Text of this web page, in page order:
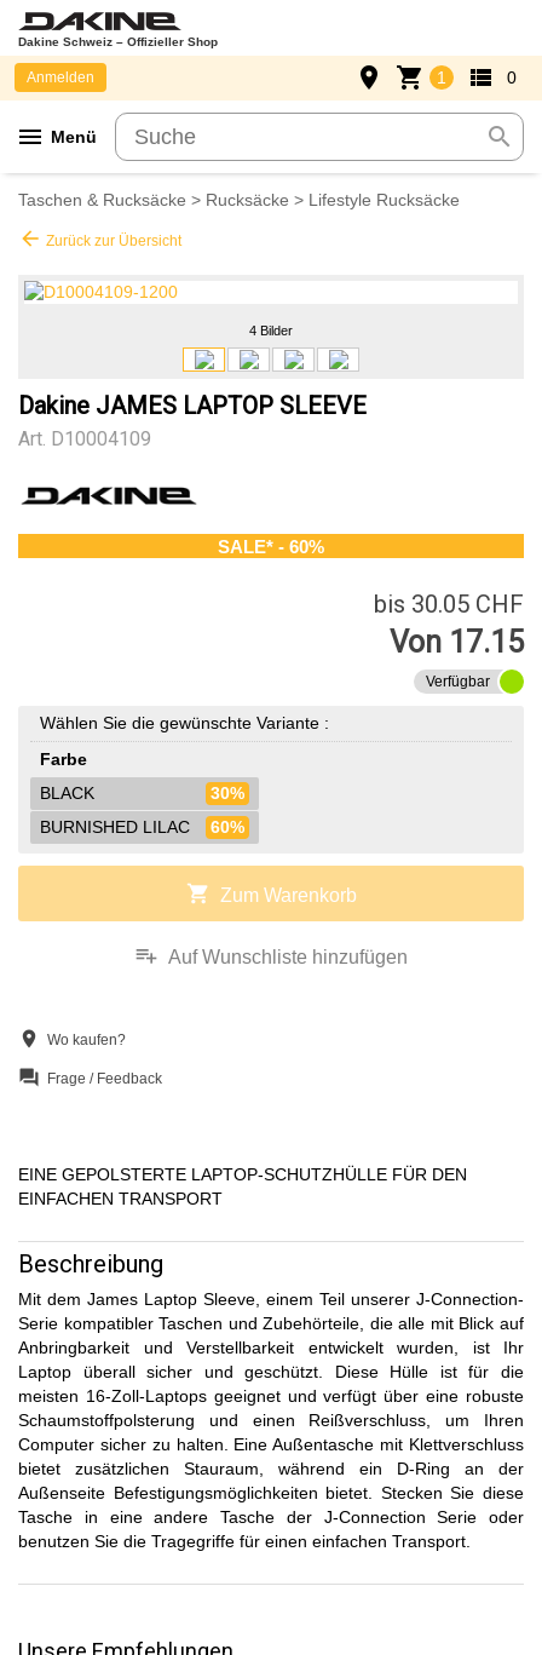
Dakine Schweiz – Offizieller Shop
menu Menü search
Anmelden place shopping_cart 1 view_list 0
Taschen & Rucksäcke > Rucksäcke > Lifestyle Rucksäcke
arrow_back Zurück zur Übersicht
4 Bilder
Dakine JAMES LAPTOP SLEEVE
Art. D10004109
SALE* - 60%
bis 30.05 CHF
Von 17.15
Verfügbar
Wählen Sie die gewünschte Variante :
Farbe
BLACK
30%
BURNISHED LILAC
60%
shopping_cart Zum Warenkorb
playlist_add Auf Wunschliste hinzufügen
location_on Wo kaufen?
question_answer Frage / Feedback
EINE GEPOLSTERTE LAPTOP-SCHUTZHÜLLE FÜR DEN
EINFACHEN TRANSPORT
Beschreibung
Mit dem James Laptop Sleeve, einem Teil unserer J-Connection-
Serie kompatibler Taschen und Zubehörteile, die alle mit Blick auf
Anbringbarkeit und Verstellbarkeit entwickelt wurden, ist Ihr
Laptop überall sicher und geschützt. Diese Hülle ist für die
meisten 16-Zoll-Laptops geeignet und verfügt über eine robuste
Schaumstoffpolsterung und einen Reißverschluss, um Ihren
Computer sicher zu halten. Eine Außentasche mit Klettverschluss
bietet zusätzlichen Stauraum, während ein D-Ring an der
Außenseite Befestigungsmöglichkeiten bietet. Stecken Sie diese
Tasche in eine andere Tasche der J-Connection Serie oder
benutzen Sie die Tragegriffe für einen einfachen Transport.